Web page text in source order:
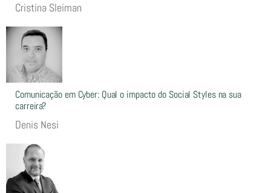
Cristina Sleiman
Comunicação em Cyber: Qual o impacto do Social Styles na sua
carreira?
Denis Nesi